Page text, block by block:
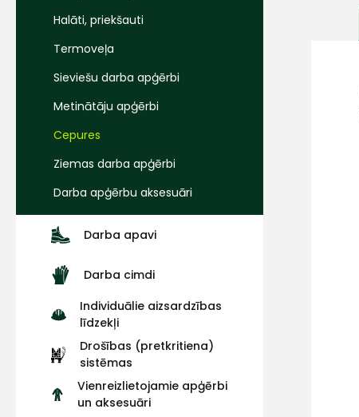
Halāti, priekšauti
Termoveļa
Sieviešu darba apģērbi
Metinātāju apģērbi
Cepures
Ziemas darba apģērbi
Darba apģērbu aksesuāri
Darba apavi
Darba cimdi
Individuālie aizsardzības
līdzekļi
Drošības (pretkritiena)
sistēmas
Vienreizlietojamie apģērbi
un aksesuāri